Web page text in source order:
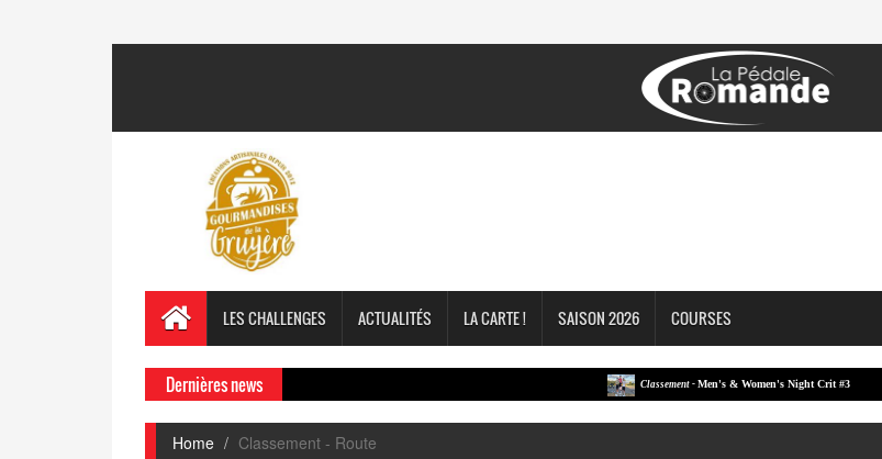
LES CHALLENGES ACTUALITÉS LA CARTE ! SAISON 2026 COURSES
Dernières news Classement -Men's & Women's Night Crit #3
Home Classement - Route